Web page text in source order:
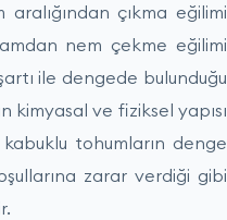
çıkma eğilimi
nem çekme eğilimi
ile dengede bulunduğu
ve fiziksel yapısı
tohumların denge
zarar verdiği gibi